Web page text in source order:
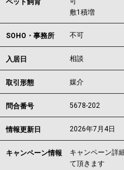
ペット飼育
敷1積増
SOHO・事務所 不可
入居日 相談
取引形態 媒介
問合番号 5678-202
情報更新日 2026年7月4日
キャンペーン情報
キャンペーン詳
て頂きます